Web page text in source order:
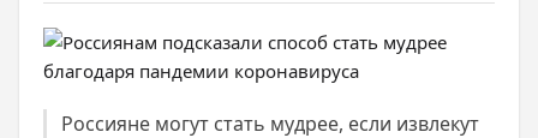
Россияне могут стать мудрее, если извлекут